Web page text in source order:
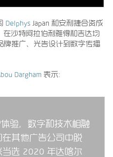
Delphys Japan 和安利捷合资成
在沙特阿拉伯利雅得和吉达均
牌推广、光告设计到数字传播
Dargham 表示：
体验，数字和技术相融
其他广告公司中脱
当选 2020 年达喀尔